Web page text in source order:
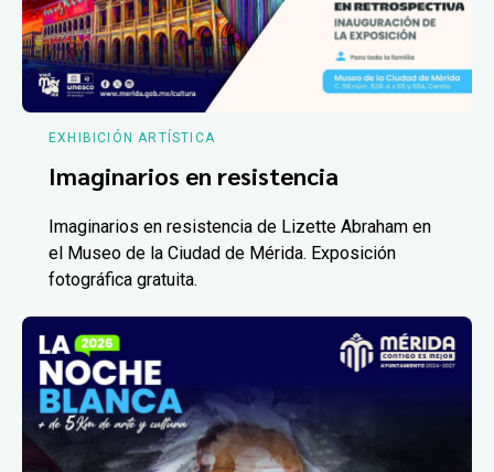
EXHIBICIÓN ARTÍSTICA
Imaginarios en resistencia
Imaginarios en resistencia de Lizette Abraham en
el Museo de la Ciudad de Mérida. Exposición
fotográfica gratuita.